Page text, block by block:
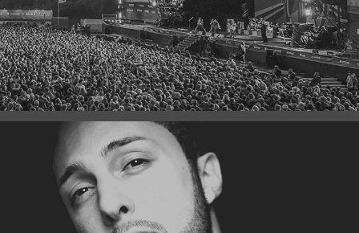
BIG EVENTS